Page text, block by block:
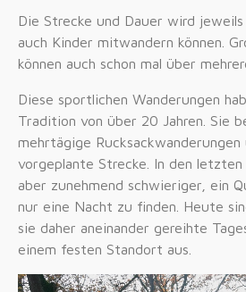
Die Strecke und Dauer wird
auch Kinder mitwandern können.
können auch schon mal über
Diese sportlichen Wanderungen
Tradition von über 20 Jahren. Sie
mehrtägige Rucksackwanderungen
vorgeplante Strecke. In den letzten
aber zunehmend schwieriger, ein
nur eine Nacht zu finden. Heute
sie daher aneinander gereihte
einem festen Standort aus.